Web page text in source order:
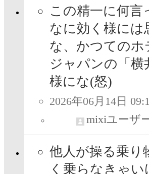
この精一に何言
なに効く様には
な、かつてのホ
ジャパンの「横
様にな(怒)
2026年06月14日
mixiユーザ
他人が操る乗り
く乗らなきゃ